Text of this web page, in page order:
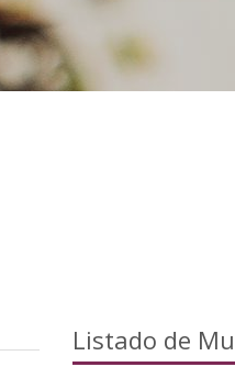
Listado de